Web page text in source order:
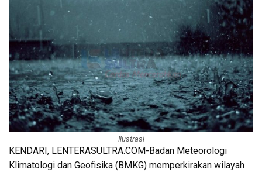
Ilustrasi
KENDARI, LENTERASULTRA.COM-Badan Meteorologi
Klimatologi dan Geofisika (BMKG) memperkirakan wilayah